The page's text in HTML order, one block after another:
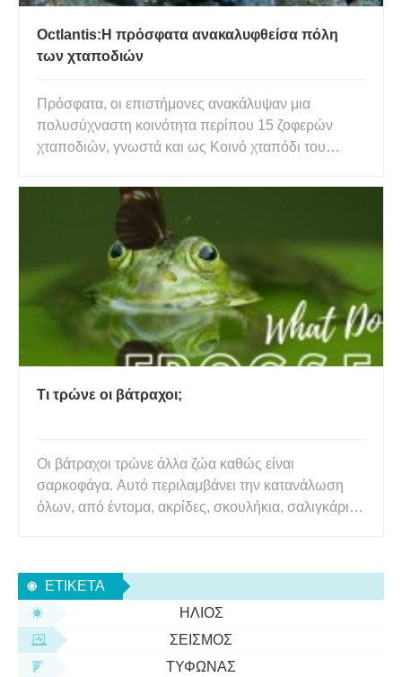
Octlantis:Η πρόσφατα ανακαλυφθείσα πόλη
των χταποδιών
Πρόσφατα, οι επιστήμονες ανακάλυψαν μια
πολυσύχναστη κοινότητα περίπου 15 ζοφερών
χταποδιών, γνωστά και ως Κοινό χταπόδι του
Octopus tetricus . Η ανακάλυψη έγινε στα νερά του
κόλπου Jervis, που βρίσκεται στα ανοιχτά της
ανατολικής ακτής της Αυστραλίας. Αυτό έ
Τι τρώνε οι βάτραχοι;
Οι βάτραχοι τρώνε άλλα ζώα καθώς είναι
σαρκοφάγα. Αυτό περιλαμβάνει την κατανάλωση
όλων, από έντομα, ακρίδες, σκουλήκια, σαλιγκάρια
μικρότερους βατράχους, μικρά φίδια και μωρά
ΕΤΙΚΈΤΑ
ΉΛΙΟΣ
ΣΕΙΣΜΌΣ
ΤΥΦΏΝΑΣ